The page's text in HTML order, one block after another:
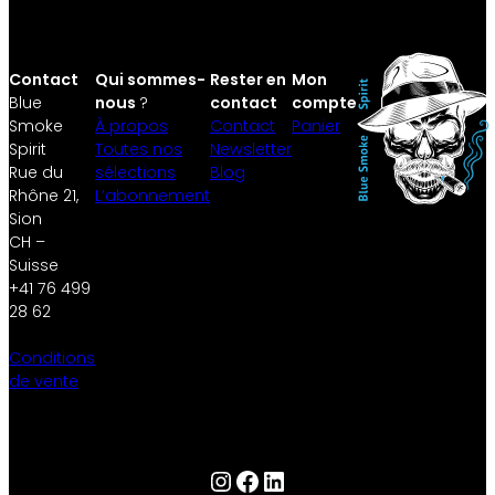
Contact
Blue
Smoke
Spirit
Rue du
Rhône 21,
Sion
CH –
Suisse
+41 76 499
28 62
Conditions
de vente
Qui sommes-
nous ?
À propos
Toutes nos
sélections
L’abonnement
Rester en
contact
Contact
Newsletter
Blog
Mon
compte
Panier
Instagram
Facebook
LinkedIn